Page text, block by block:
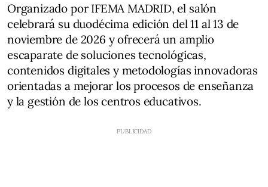
Organizado por IFEMA MADRID, el salón
celebrará su duodécima edición del 11 al 13 de
noviembre de 2026 y ofrecerá un amplio
escaparate de soluciones tecnológicas,
contenidos digitales y metodologías innovadoras
orientadas a mejorar los procesos de enseñanza
y la gestión de los centros educativos.